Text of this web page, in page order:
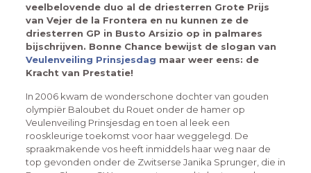
veelbelovende duo al de driesterren Grote Prijs
van Vejer de la Frontera en nu kunnen ze de
driesterren GP in Busto Arsizio op in palmares
bijschrijven. Bonne Chance bewijst de slogan van
Veulenveiling Prinsjesdag maar weer eens: de
Kracht van Prestatie!
In 2006 kwam de wonderschone dochter van gouden
olympiër Baloubet du Rouet onder de hamer op
Veulenveiling Prinsjesdag en toen al leek een
rooskleurige toekomst voor haar weggelegd. De
spraakmakende vos heeft inmiddels haar weg naar de
top gevonden onder de Zwitserse Janika Sprunger, die in